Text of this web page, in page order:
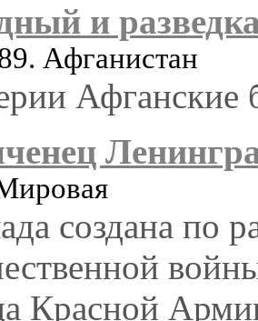
и
Афганистан
Афганские
создана по
Красной